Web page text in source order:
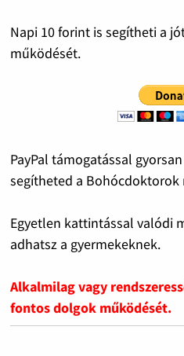
Napi 10 forint is segítheti a
működését.
PayPal támogatással
segítheted a Bohócdoktorok
Egyetlen kattintással valódi
adhatsz a gyermekeknek.
Alkalmilag vagy
fontos dolgok működését.